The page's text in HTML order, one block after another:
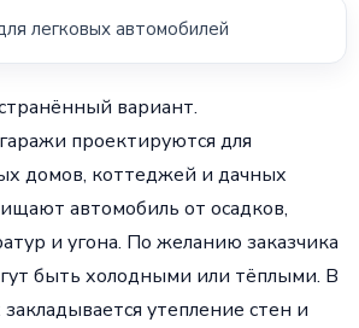
легковых автомобилей
вариант.
проектируются для
домов, коттеджей и дачных
автомобиль от осадков,
и угона. По желанию заказчика
быть холодными или тёплыми. В
утепление стен и